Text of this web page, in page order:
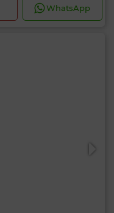
WhatsApp